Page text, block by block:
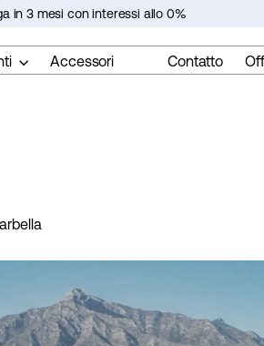
in
pausa
in 3 mesi con interessi allo 0%
Accessori Contatto